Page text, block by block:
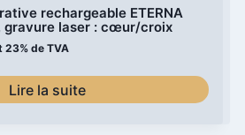
rechargeable ETERNA
gravure laser : cœur/croix
23% de TVA
Lire la suite